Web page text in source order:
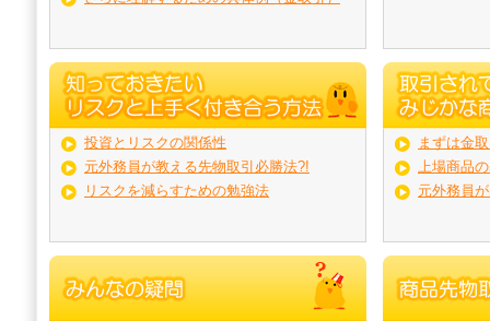
投資とリスクの関係性
元外務員が教える先物取引必勝法?!
リスクを減らすための勉強法
まずは金
上場商品
元外務員